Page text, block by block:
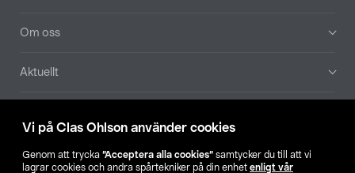
Vi på Clas Ohlson använder cookies
Genom att trycka ”Acceptera alla cookies” samtycker du till att vi
lagrar cookies och andra spårtekniker på din enhet enligt vår
Om oss
Aktuellt
Hitta butik